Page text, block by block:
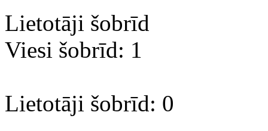
Lietotāji šobrīd
Viesi šobrīd: 1
Lietotāji šobrīd: 0